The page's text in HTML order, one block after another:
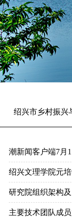
绍兴市乡村振兴
潮新闻客户端7月
绍兴文理学院元
研究院组织架构
主要技术团队成